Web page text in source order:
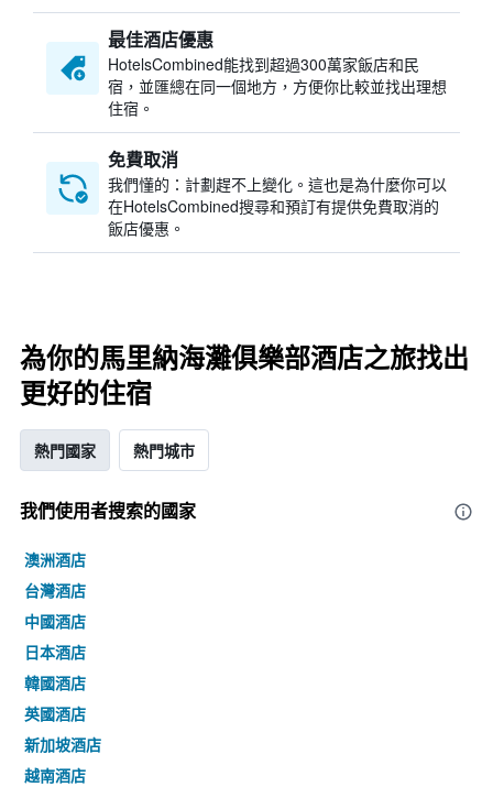
最佳酒店優惠
HotelsCombined​能找到超過300萬家飯店和民
宿，並匯總在同一個地方，方便你比較並找出理想
住宿。
免費取消
我們懂的：計劃趕不上變化。這也是為什麼你可以
在HotelsCombined搜尋和預訂有提供免費取消的
飯店優惠。
為你的馬里納海灘俱樂部酒店之旅找出
更好的住宿
熱門國家 熱門城市
我們使用者搜索的國家
澳洲酒店
台灣酒店
中國酒店
日本酒店
韓國酒店
英國酒店
新加坡酒店
越南酒店